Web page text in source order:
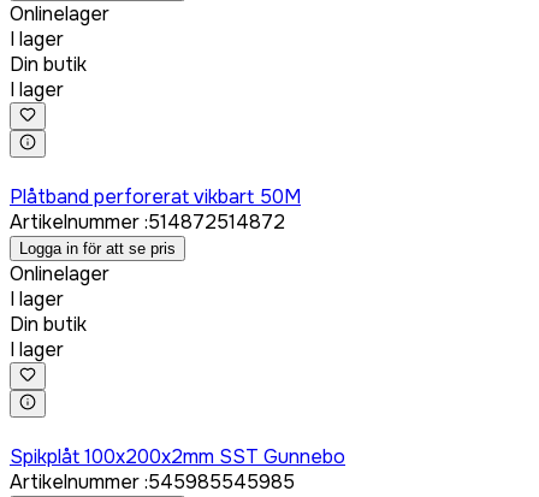
Onlinelager
I lager
Din butik
I lager
Plåtband perforerat vikbart 50M
Artikelnummer:514872514872
Logga in för att se pris
Onlinelager
I lager
Din butik
I lager
Spikplåt 100x200x2mm SST Gunnebo
Artikelnummer:545985545985